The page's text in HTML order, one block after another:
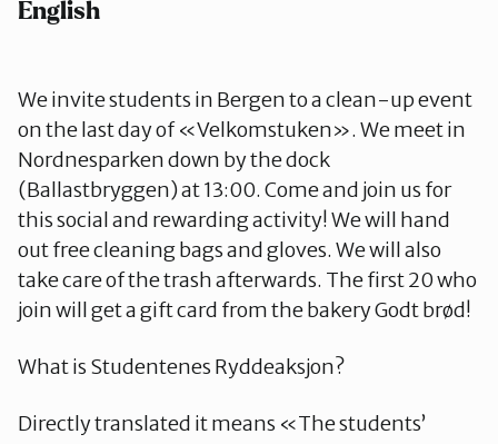
English
We invite students in Bergen to a clean-up event
on the last day of «Velkomstuken». We meet in
Nordnesparken down by the dock
(Ballastbryggen) at 13:00. Come and join us for
this social and rewarding activity! We will hand
out free cleaning bags and gloves. We will also
take care of the trash afterwards. The first 20 who
join will get a gift card from the bakery Godt brød!
What is Studentenes Ryddeaksjon?
Directly translated it means «The students’